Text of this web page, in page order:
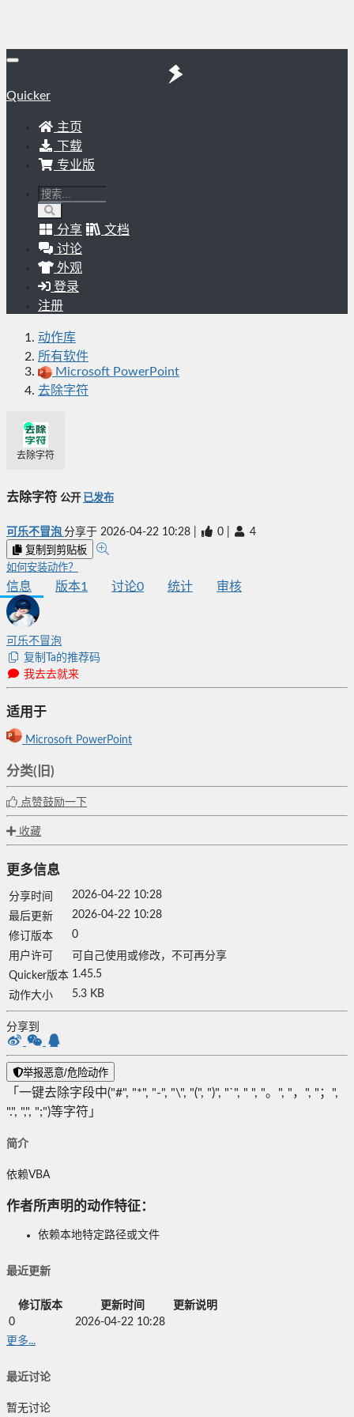
Quicker
主页
下载
专业版
分享
文档
讨论
外观
登录
注册
动作库
所有软件
Microsoft PowerPoint
去除字符
去除字符
去除字符 公开 已发布
可乐不冒泡 分享于 2026-04-22 10:28 0 4
复制到剪贴板
如何安装动作？
信息 版本1 讨论0 统计 审核
可乐不冒泡
复制Ta的推荐码
我去去就来
适用于
Microsoft PowerPoint
分类(旧)
点赞鼓励一下
收藏
更多信息
分享时间
2026-04-22 10:28
最后更新
2026-04-22 10:28
修订版本
0
用户许可
可自己使用或修改，不可再分享
Quicker版本 1.45.5
动作大小
5.3 KB
分享到
举报恶意/危险动作
「一键去除字段中("#", "*", "-", "\", "(", ")", "`", " ", "。", "，", "；",
".", ",", ";")等字符」
简介
依赖VBA
作者所声明的动作特征：
依赖本地特定路径或文件
最近更新
修订版本 更新时间
更新说明
0
2026-04-22 10:28
更多...
最近讨论
暂无讨论